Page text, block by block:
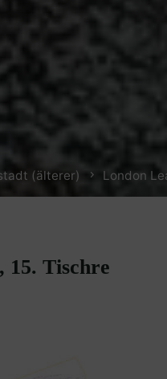
(älterer) London
15. Tischre